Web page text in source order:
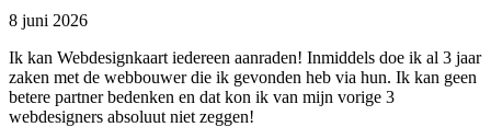
8 juni 2026
Ik kan Webdesignkaart iedereen aanraden! Inmiddels doe ik al 3 jaar
zaken met de webbouwer die ik gevonden heb via hun. Ik kan geen
betere partner bedenken en dat kon ik van mijn vorige 3
webdesigners absoluut niet zeggen!